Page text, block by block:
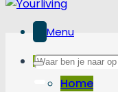
Menu
Zoeken
naar:Home